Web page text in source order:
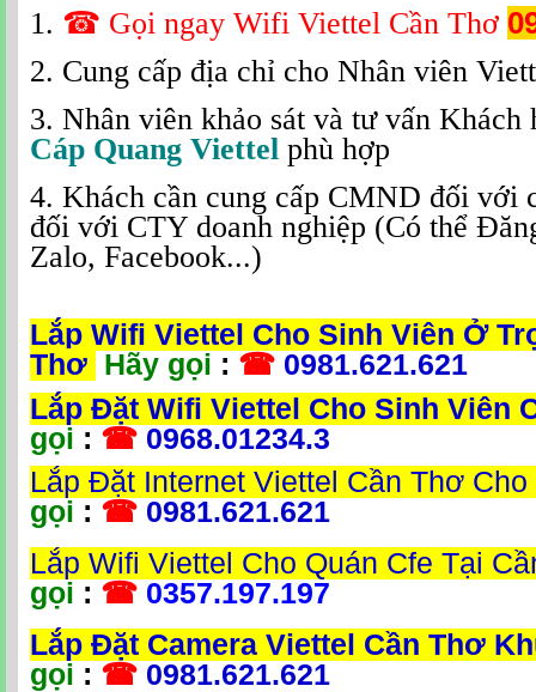
1. ☎ Gọi ngay Wifi Viettel Cần Thơ
2. Cung cấp địa chỉ cho Nhân viên
3. Nhân viên khảo sát và tư vấn Khách
Cáp Quang Viettel phù hợp
4. Khách cần cung cấp CMND đối với
đối với CTY doanh nghiệp (Có thể
Zalo, Facebook...)
Lắp Wifi Viettel Cho Sinh Viên Ở
Thơ Hãy gọi : ☎ 0981.621.621
Lắp Đặt Wifi Viettel Cho Sinh Viên
gọi : ☎ 0968.01234.3
Lắp Đặt Internet Viettel Cần Thơ
gọi : ☎ 0981.621.621
Lắp Wifi Viettel Cho Quán Cfe Tại
gọi : ☎ 0357.197.197
Lắp Đặt Camera Viettel Cần Thơ
gọi : ☎ 0981.621.621